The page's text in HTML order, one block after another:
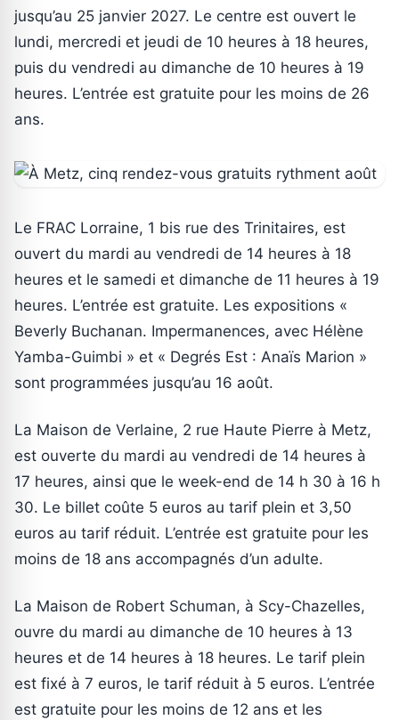
jusqu’au 25 janvier 2027. Le centre est ouvert le
lundi, mercredi et jeudi de 10 heures à 18 heures,
puis du vendredi au dimanche de 10 heures à 19
heures. L’entrée est gratuite pour les moins de 26
ans.
Le FRAC Lorraine, 1 bis rue des Trinitaires, est
ouvert du mardi au vendredi de 14 heures à 18
heures et le samedi et dimanche de 11 heures à 19
heures. L’entrée est gratuite. Les expositions «
Beverly Buchanan. Impermanences, avec Hélène
Yamba-Guimbi » et « Degrés Est : Anaïs Marion »
sont programmées jusqu’au 16 août.
La Maison de Verlaine, 2 rue Haute Pierre à Metz,
est ouverte du mardi au vendredi de 14 heures à
17 heures, ainsi que le week-end de 14 h 30 à 16 h
30. Le billet coûte 5 euros au tarif plein et 3,50
euros au tarif réduit. L’entrée est gratuite pour les
moins de 18 ans accompagnés d’un adulte.
La Maison de Robert Schuman, à Scy-Chazelles,
ouvre du mardi au dimanche de 10 heures à 13
heures et de 14 heures à 18 heures. Le tarif plein
est fixé à 7 euros, le tarif réduit à 5 euros. L’entrée
est gratuite pour les moins de 12 ans et les